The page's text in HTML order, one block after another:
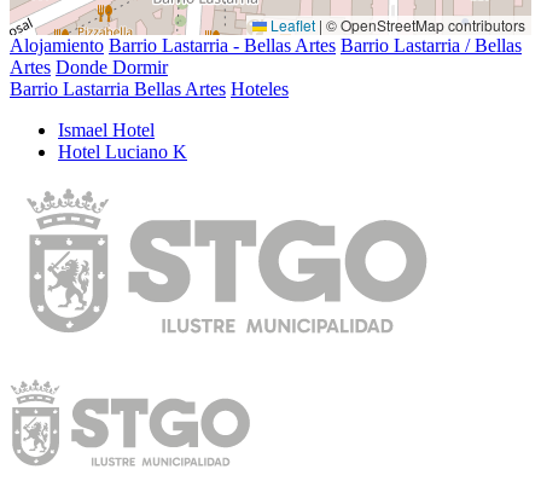
Leaflet | © OpenStreetMap contributors
Alojamiento Barrio Lastarria - Bellas Artes Barrio Lastarria / Bellas
Artes Donde Dormir
Barrio Lastarria Bellas Artes Hoteles
Ismael Hotel
Hotel Luciano K